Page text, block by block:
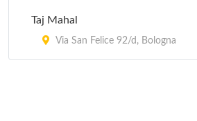
Taj Mahal
Via San Felice 92/d, Bologna